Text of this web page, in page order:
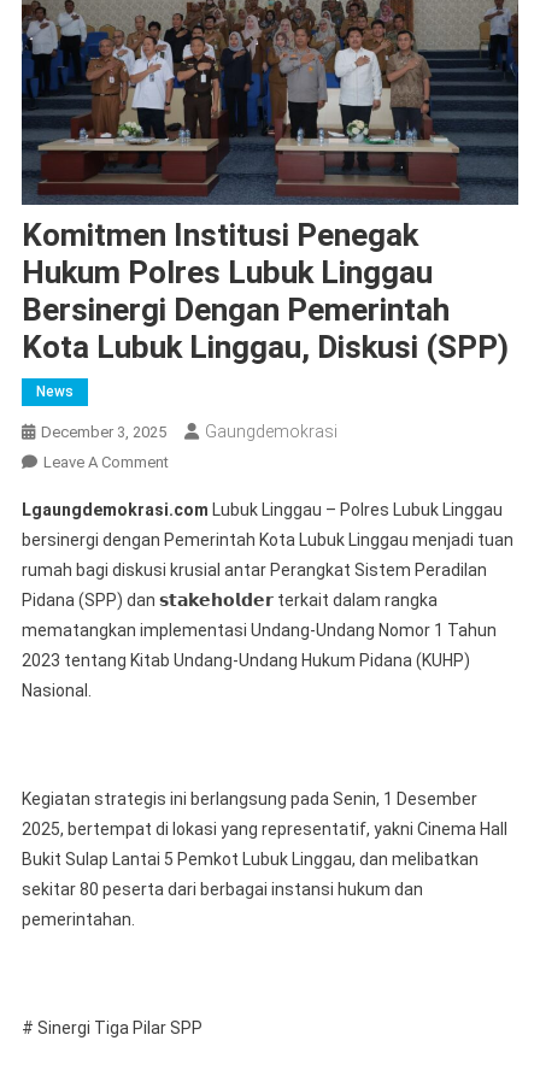
Komitmen Institusi Penegak
Hukum Polres Lubuk Linggau
Bersinergi Dengan Pemerintah
Kota Lubuk Linggau, Diskusi (SPP)
News
December 3, 2025 Gaungdemokrasi
Leave A CommentOn
Institusi
Penegak
Hukum
Polres
Lubuk
Linggau
Lubuk
Linggau,
Diskusi
Lgaungdemokrasi.com Lubuk Linggau – Polres Lubuk Linggau
bersinergi dengan Pemerintah Kota Lubuk Linggau menjadi tuan
rumah bagi diskusi krusial antar Perangkat Sistem Peradilan
Pidana (SPP) dan 𝘀𝘁𝗮𝗸𝗲𝗵𝗼𝗹𝗱𝗲𝗿 terkait dalam rangka
mematangkan implementasi Undang-Undang Nomor 1 Tahun
2023 tentang Kitab Undang-Undang Hukum Pidana (KUHP)
Nasional.
Kegiatan strategis ini berlangsung pada Senin, 1 Desember
2025, bertempat di lokasi yang representatif, yakni Cinema Hall
Bukit Sulap Lantai 5 Pemkot Lubuk Linggau, dan melibatkan
sekitar 80 peserta dari berbagai instansi hukum dan
pemerintahan.
# Sinergi Tiga Pilar SPP